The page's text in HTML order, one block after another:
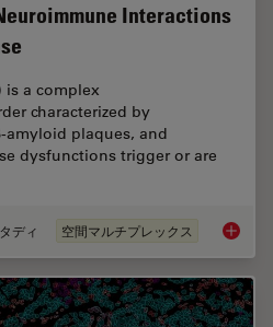
Interactions
is a complex
characterized by
plaques, and
dysfunctions trigger or are
ディ 空間マルチプレックス Spatial